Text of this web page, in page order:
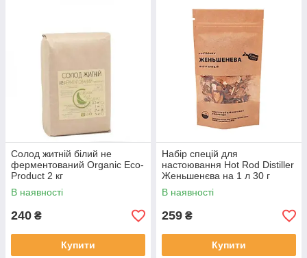
Солод житній білий не
ферментований Organic Eco-
Product 2 кг
В наявності
240 ₴
Купити
Набір спецій для
настоювання Hot Rod Distiller
Женьшенєва на 1 л 30 г
(S0160)
В наявності
259 ₴
Купити